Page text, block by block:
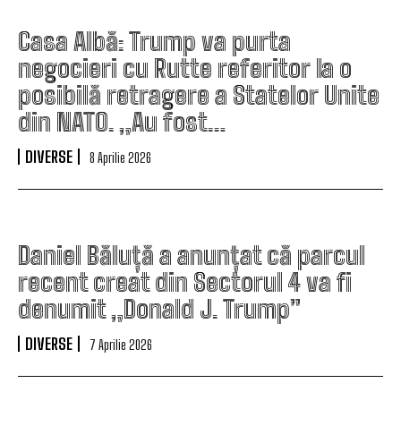
Casa Albă: Trump va purta
negocieri cu Rutte referitor la o
posibilă retragere a Statelor Unite
din NATO. „Au fost…
DIVERSE 8 Aprilie 2026
Daniel Băluță a anunțat că parcul
recent creat din Sectorul 4 va fi
denumit „Donald J. Trump”
DIVERSE 7 Aprilie 2026